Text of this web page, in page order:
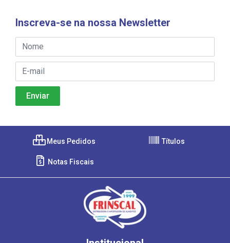
Inscreva-se na nossa Newsletter
Meus Pedidos Títulos
Notas Fiscais